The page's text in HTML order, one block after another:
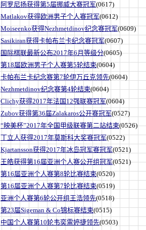
阿罗尼扬获得第5届挪威大赛冠军(0617)
Matlakov获得欧洲男子个人赛冠军(0612)
Moiseenko获得Nezhmetdinov纪念赛冠军(0609)
Sasikiran获得卡帕布兰卡纪念赛冠军(0607)
国际棋联最新公布2017年6月等级分(0605)
第18届欧洲男子个人赛第5轮结束(0604)
卡帕布兰卡纪念赛第7轮伊万丘克领先(0604)
Nezhmetdinov纪念赛第4轮结束(0604)
Clichy获得2017年法国12强联赛冠军(0604)
Zubov获得第36届Zalakaros公开赛冠军(0527)
“映美杯”2017年全国甲级联赛第二站结束(0526)
丁立人获得2017年莫斯科大奖赛冠军(0522)
Kjartansson获得2017年冰岛冠军赛冠军(0521)
王皓获得第16届亚洲个人赛公开组冠军(0521)
第16届亚洲个人赛第8轮比赛结束(0520)
第16届亚洲个人赛第7轮比赛结束(0519)
亚洲个人赛第6轮公开组王浩领先(0518)
第23届Sigeman & Co锦标赛结束(0515)
中国个人赛第10轮韦奕雷婷捷领先(0503)